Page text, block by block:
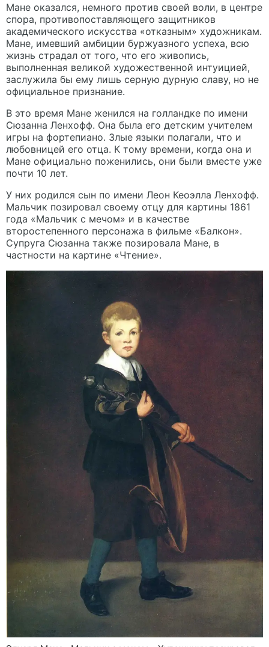
Мане оказался, немного против своей воли, в центре
спора, противопоставляющего защитников
академического искусства «отказным» художникам.
Мане, имевший амбиции буржуазного успеха, всю
жизнь страдал от того, что его живопись,
выполненная великой художественной интуицией,
заслужила бы ему лишь серную дурную славу, но не
официальное признание.
В это время Мане женился на голландке по имени
Сюзанна Ленхофф. Она была его детским учителем
игры на фортепиано. Злые языки полагали, что и
любовницей его отца. К тому времени, когда она и
Мане официально поженились, они были вместе уже
почти 10 лет.
У них родился сын по имени Леон Кеоэлла Ленхофф.
Мальчик позировал своему отцу для картины 1861
года «Мальчик с мечом» и в качестве
второстепенного персонажа в фильме «Балкон».
Супруга Сюзанна также позировала Мане, в
частности на картине «Чтение».